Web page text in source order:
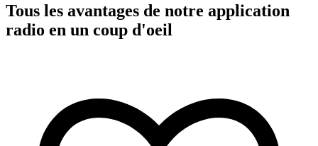
Tous les avantages de notre application
radio en un coup d'oeil